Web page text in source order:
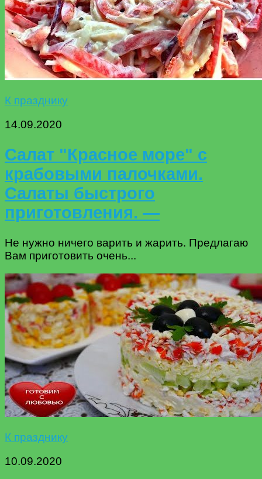
К празднику
14.09.2020
Салат "Красное море" с
крабовыми палочками.
Салаты быстрого
приготовления. —
Не нужно ничего варить и жарить. Предлагаю
Вам приготовить очень...
К празднику
10.09.2020